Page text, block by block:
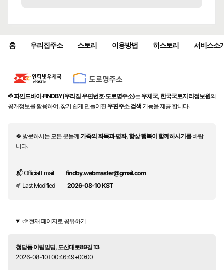
홈 우리집주소 스토리 이용방법 히스토리 서비스소
☘️파인드바이·FINDBY(우리집 우편번호·도로명주소)는 우체국, 한국국토지리정보원의
공개정보를 활용하여, 찾기 쉽게 만들어진 우편주소 검색 기능을 제공 합니다.
🍀 방문하시는 모든 분들께가족의 화목과 평화, 항상 행복이 함께하시기를바랍
니다.
📬 Official Email
findby.webmaster@gmail.com
🌱 Last Modified
2026-08-10 KST
🌱 현재 페이지로 공유하기
청담동 이림빌딩, 도산대로89길 13
2026-08-10T00:46:49+00:00